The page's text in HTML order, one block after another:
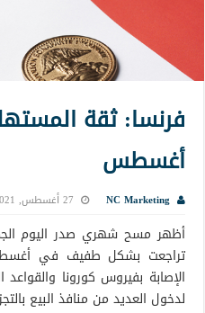
فرنسا: ثقة
أغسطس
NC Marketing 27 أغسطس, 2021 11:44 ص
أظهر مسح شهري صدر اليوم
تراجعت بشكل طفيف في
الإصابة بفيروس كورونا
لدخول العديد من منافذ البيع